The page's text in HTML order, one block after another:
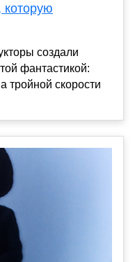
которую
создали
фантастикой:
тройной скорости